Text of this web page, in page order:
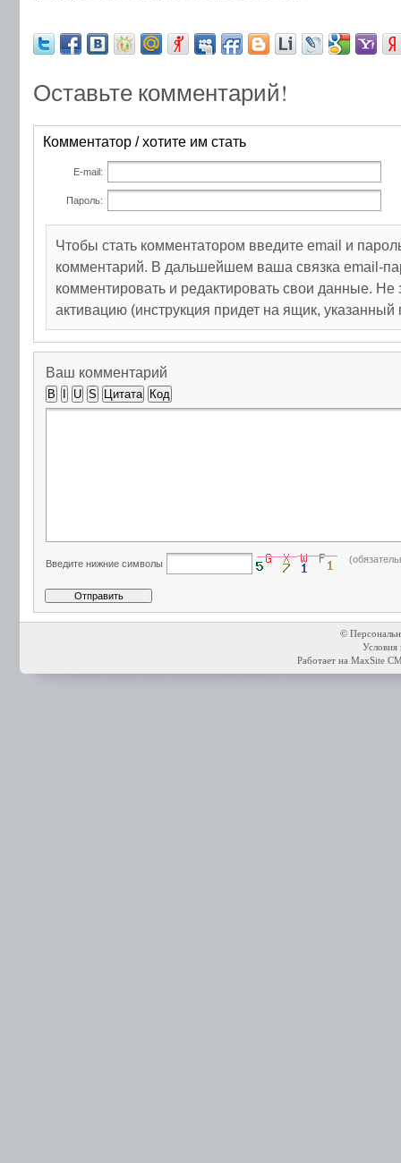
Оставьте комментарий!
Комментатор / хотите им стать
E-mail:
Пароль:
Чтобы стать комментатором введите email и
комментарий. В дальшейшем ваша связка email-
комментировать и редактировать свои данные. Не
активацию (инструкция придет на ящик, указанный
Ваш комментарий
B U S Цитата Код
Введите нижние символы
©
Условия
Работает на MaxSite